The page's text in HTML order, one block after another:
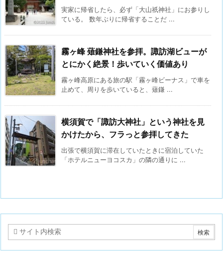
実家に帰省したら、必ず「大山祇神社」にお参りし
ている。 数年ぶりに帰省することだ ...
霧ヶ峰 薙鎌神社を参拝。諏訪湖ビューが
とにかく絶景！歩いていく価値あり
霧ヶ峰高原にある旅の駅「霧ヶ峰ビーナス」で車を
止めて、周りを歩いていると、薙鎌 ...
横須賀で「諏訪大神社」という神社を見
かけたから、フラっと参拝してきた
出張で横須賀に滞在していたときに宿泊していた
「ホテルニューヨコスカ」の隣の通りに ...